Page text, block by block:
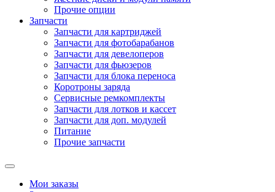
Прочие опции
Запчасти
Запчасти для картриджей
Запчасти для фотобарабанов
Запчасти для девелоперов
Запчасти для фьюзеров
Запчасти для блока переноса
Коротроны заряда
Сервисные ремкомплекты
Запчасти для лотков и кассет
Запчасти для доп. модулей
Питание
Прочие запчасти
Мои заказы